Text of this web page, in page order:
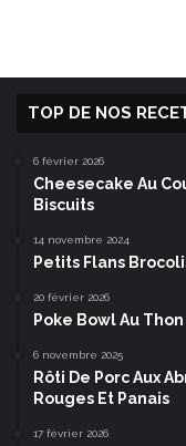
TOP DE NOS
6 février 2026
Cheesecake Au
Biscuits
14 novembre 2024
Petits Flans
20 février 2026
Poke Bowl Au
6 novembre 2025
Rôti De Porc Aux
Rouges Et Panais
17 février 2026